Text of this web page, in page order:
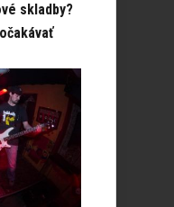
skladby?